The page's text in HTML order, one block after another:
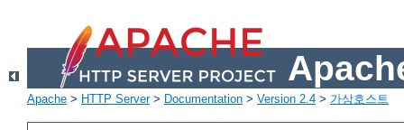
Apache > HTTP Server> Documentation > Version 2.4 > 가상호스트